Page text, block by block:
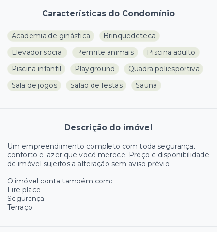
Características do Condomínio
Academia de ginástica
Brinquedoteca
Elevador social
Permite animais
Piscina adulto
Piscina infantil
Playground
Quadra poliesportiva
Sala de jogos
Salão de festas Sauna
Descrição do imóvel
Um empreendimento completo com toda segurança,
conforto e lazer que você merece. Preço e disponibilidade
do imóvel sujeitos a alteração sem aviso prévio.
O imóvel conta também com:
Fire place
Segurança
Terraço